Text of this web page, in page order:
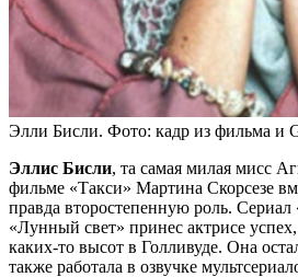
Элли Бисли. Фото: кадр из фильма и
Эллис Бисли, та самая милая мисс
фильме «Такси» Мартина Скорсезе
правда второстепенную роль. Сериал
«Лунный свет» принес актрисе
каких-то высот в Голливуде. Она
также работала в озвучке